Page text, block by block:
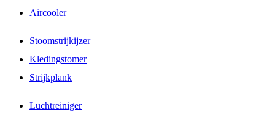
Aircooler
Stoomstrijkijzer
Kledingstomer
Strijkplank
Luchtreiniger